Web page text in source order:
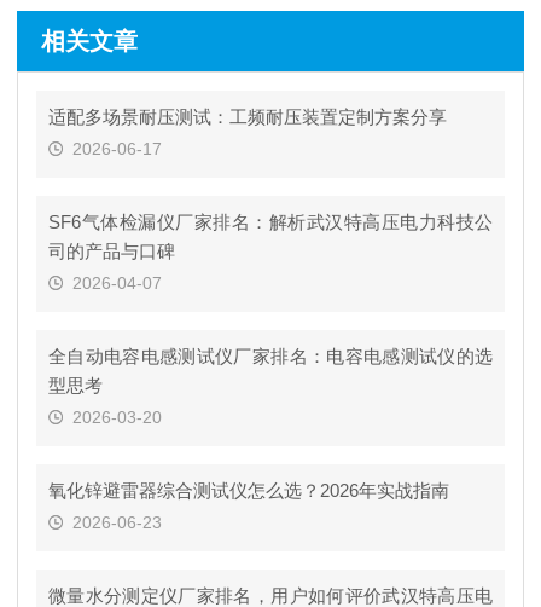
相关文章
适配多场景耐压测试：工频耐压装置定制方案分享
2026-06-17
SF6气体检漏仪厂家排名：解析武汉特高压电力科技公
司的产品与口碑
2026-04-07
全自动电容电感测试仪厂家排名：电容电感测试仪的选
型思考
2026-03-20
氧化锌避雷器综合测试仪怎么选？2026年实战指南
2026-06-23
微量水分测定仪厂家排名，用户如何评价武汉特高压电